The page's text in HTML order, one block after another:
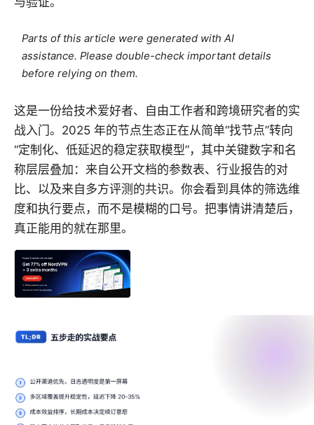
Parts of this article were generated with AI
assistance. Please double-check important details
before relying on them.
这是一份给技术爱好者、自由工作者和跨境研究者的实
战入门。2025 年的节点生态正在从简单“找节点”转向
“定制化、低延迟的稳定获取模型”，其中关键数字和名
称层层叠加：来自公开文档的参数表、行业报告的对
比、以及来自多方评测的共识。你会看到具体的筛选维
度和执行要点，而不是模糊的口号。把事情讲清楚后，
真正能用的就在那里。